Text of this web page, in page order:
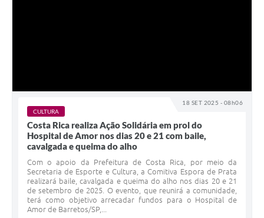
18 SET 2025 - 08h06
CULTURA
Costa Rica realiza Ação Solidária em prol do
Hospital de Amor nos dias 20 e 21 com baile,
cavalgada e queima do alho
Com o apoio da Prefeitura de Costa Rica, por meio da
Secretaria de Esporte e Cultura, a Comitiva Espora de Prata
realizará baile, cavalgada e queima do alho nos dias 20 e 21
de setembro de 2025. O evento, que reunirá a comunidade,
terá como objetivo arrecadar fundos para o Hospital de
Amor de Barretos/SP,...